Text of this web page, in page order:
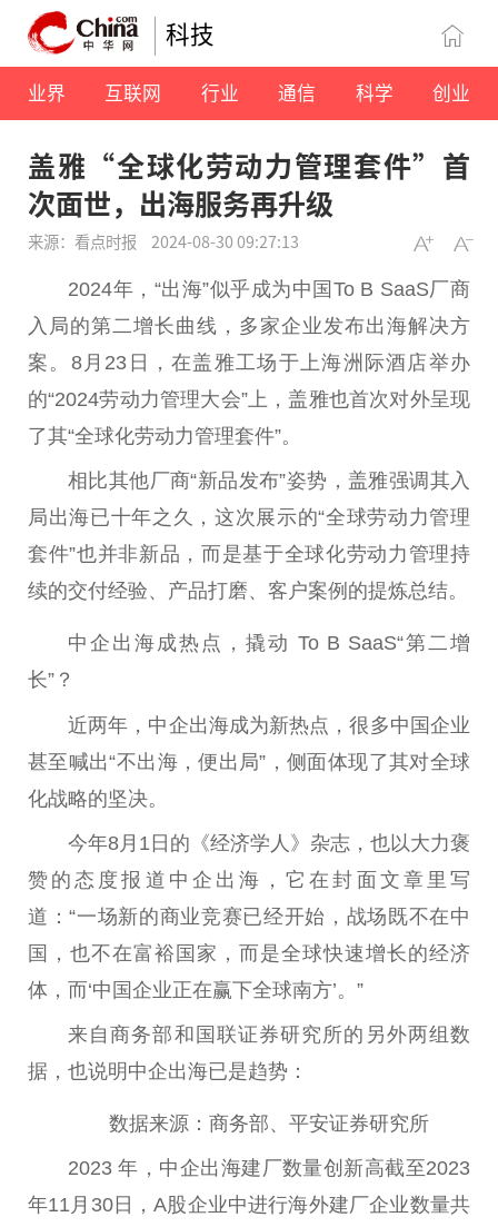
科技
业界 互联网 行业 通信 科学 创业
盖雅“全球化劳动力管理套件”首
次面世，出海服务再升级
来源：看点时报 2024-08-30 09:27:13
2024年，“出海”似乎成为中国To B SaaS厂商
入局的第二增长曲线，多家企业发布出海解决方
案。8月23日，在盖雅工场于上海洲际酒店举办
的“2024劳动力管理大会”上，盖雅也首次对外呈现
了其“全球化劳动力管理套件”。
相比其他厂商“新品发布”姿势，盖雅强调其入
局出海已十年之久，这次展示的“全球劳动力管理
套件”也并非新品，而是基于全球化劳动力管理持
续的交付经验、产品打磨、客户案例的提炼总结。
中企出海成热点，撬动 To B SaaS“第二增
长”？
近两年，中企出海成为新热点，很多中国企业
甚至喊出“不出海，便出局”，侧面体现了其对全球
化战略的坚决。
今年8月1日的《经济学人》杂志，也以大力褒
赞的态度报道中企出海，它在封面文章里写
道：“一场新的商业竞赛已经开始，战场既不在中
国，也不在富裕国家，而是全球快速增长的经济
体，而‘中国企业正在赢下全球南方’。”
来自商务部和国联证券研究所的另外两组数
据，也说明中企出海已是趋势：
数据来源：商务部、平安证券研究所
2023 年，中企出海建厂数量创新高截至2023
年11月30日，A股企业中进行海外建厂企业数量共